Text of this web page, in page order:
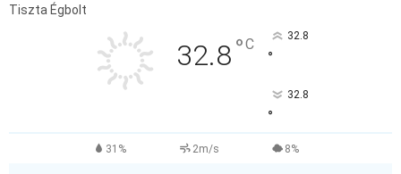
Tiszta Égbolt
32.8°C 32.8
°
32.8
°
31% 2m/s 8%